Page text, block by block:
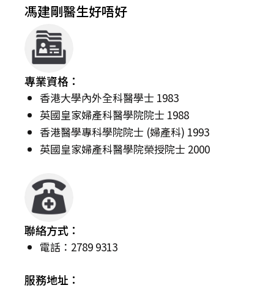
馮建剛醫生好唔好
專業資格：
香港大學內外全科醫學士 1983
英國皇家婦產科醫學院院士 1988
香港醫學專科學院院士 (婦產科) 1993
英國皇家婦產科醫學院榮授院士 2000
聯絡方式：
電話：2789 9313
服務地址：